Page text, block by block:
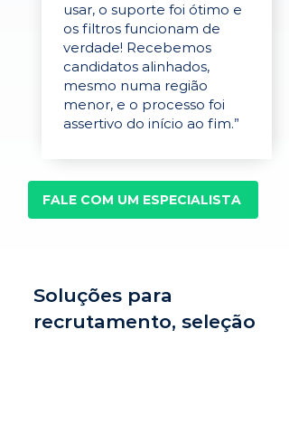
usar, o suporte foi ótimo e
os filtros funcionam de
verdade! Recebemos
candidatos alinhados,
mesmo numa região
menor, e o processo foi
assertivo do início ao fim.”
FALE COM UM ESPECIALISTA
Soluções para
recrutamento, seleção